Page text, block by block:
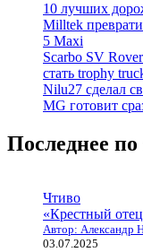
10 лучших
Milltek
5 Maxi
Scarbo SV
стать trophy
Nilu27 сделал
MG готовит
Последнее по
Чтиво
«Крестный
Автор: Александр
03.07.2025